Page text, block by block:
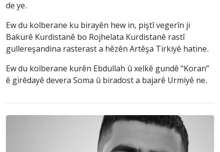
de ye.
Ew du kolberane ku birayên hew in, piştî vegerîn ji
Bakurê Kurdistanê bo Rojhelata Kurdistanê rastî
gullereşandina rasterast a hêzên Artêşa Tirkiyê hatine.
Ew du kolberane kurên Ebdullah û xelkê gundê “Koran”
ê girêdayê devera Soma û biradost a bajarê Urmiyê ne.